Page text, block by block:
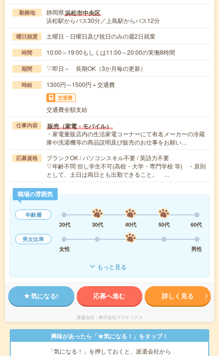
勤務地 静岡県浜松市中央区
浜松駅からバス30分／上島駅からバス12分
曜日頻度 土曜日・日曜日及び祝日のみの週2日就業
時間 10:00～19:00もしくは11:00～20:00の実働8時間
期間 ▽即日～ 長期OK（3か月毎の更新）
時給 1300円～1500円＋交通費
交通費
交通費全額支給
仕事内容 販売（家電・モバイル）
・家電量販店内の生活家電コーナーにて有名メーカーの冷蔵
庫や洗濯機等の商品説明及び販売のお仕事をお願い…
応募資格
ブランクOK / パソコンスキル不要 / 英語力不要
▽年齢不問 但し学生不可(高校・大学・専門学校 等) ・原則
として、土日は両日とも出勤できること。 …
職場の雰囲気
年齢層
20代
30代 40代 50代
60代
男女比率
女性
男性
もっと見る
気になる! 応募へ進む 詳しく見る
派遣会社 株式会社プロテックス
興味があったら「★気になる！」をタップ！
「気になる！」を押しておくと、派遣会社から